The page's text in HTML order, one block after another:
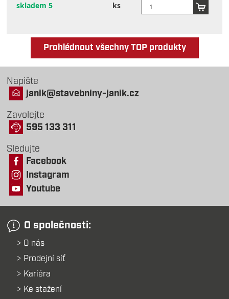
skladem 5 ks
Prohlédnout všechny TOP produkty
Napište
janik@stavebniny-janik.cz
Zavolejte
595 133 311
Sledujte
Facebook
Instagram
Youtube
O společnosti:
O nás
Prodejní síť
Kariéra
Ke stažení